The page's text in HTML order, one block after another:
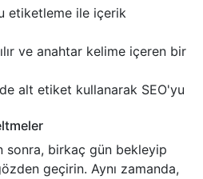
etiketleme ile içerik
ve anahtar kelime içeren bir
alt etiket kullanarak SEO'yu
sonra, birkaç gün bekleyip
geçirin. Aynı zamanda,